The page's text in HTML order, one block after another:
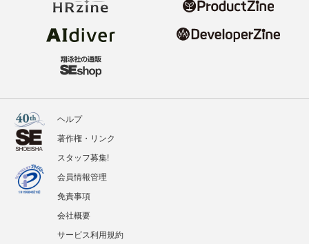
ヘルプ
著作権・リンク
スタッフ募集!
会員情報管理
免責事項
会社概要
サービス利用規約